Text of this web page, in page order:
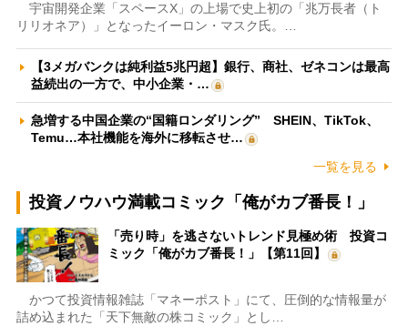
宇宙開発企業「スペースX」の上場で史上初の「兆万長者（ト
リリオネア）」となったイーロン・マスク氏。…
【3メガバンクは純利益5兆円超】銀行、商社、ゼネコンは最高
益続出の一方で、中小企業・…
急増する中国企業の“国籍ロンダリング” SHEIN、TikTok、
Temu…本社機能を海外に移転させ…
一覧を見る
投資ノウハウ満載コミック「俺がカブ番長！」
「売り時」を逃さないトレンド見極め術 投資コ
ミック「俺がカブ番長！」【第11回】
かつて投資情報雑誌「マネーポスト」にて、圧倒的な情報量が
詰め込まれた「天下無敵の株コミック」とし…